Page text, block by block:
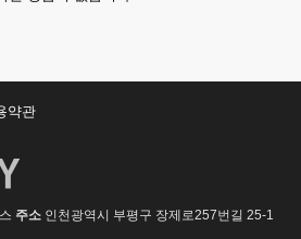
약관
주소 인천광역시 부평구 장제로257번길 25-1